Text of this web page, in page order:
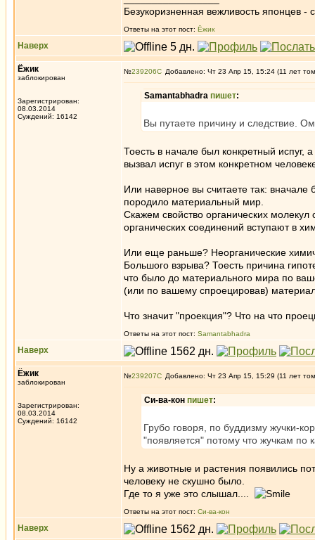
Безукоризненная вежливость японцев -
Ответы на этот пост: Ёжик
Наверх
Ёжик
заблокирован
Зарегистрирован:
08.03.2014
Суждений: 16142
№239206 Добавлено: Чт 23 Апр 15, 15:24 (11 лет
Samantabhadra пишет:
Вы путаете причину и следствие.
Тоесть в начале был конкретный испуг,
вызвал испуг в этом конкретном
Или наверное вы считаете так:
породило материальный мир.
Скажем свойство органических
органических соединений вступают в
Или еще раньше? Неорганические
Большого взрыва? Тоесть причина
что было до материального мира по
(или по вашему спроецировав)
Что значит "проекция"? Что на что
Ответы на этот пост: Samantabhadra
Наверх
Ёжик
заблокирован
Зарегистрирован:
08.03.2014
Суждений: 16142
№239207 Добавлено: Чт 23 Апр 15, 15:29 (11 лет
Си-ва-кон пишет:
Грубо говоря, по буддизму жучки-
"появляется" потому что жучкам по
Ну а животные и растения появились
человеку не скушно было.
Где то я уже это слышал....
Ответы на этот пост: Си-ва-кон
Наверх